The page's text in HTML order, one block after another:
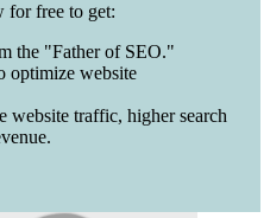
for free to get:
the "Father of SEO."
optimize website
website traffic, higher search